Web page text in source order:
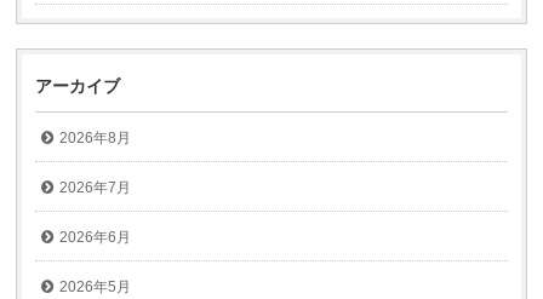
アーカイブ
2026年8月
2026年7月
2026年6月
2026年5月